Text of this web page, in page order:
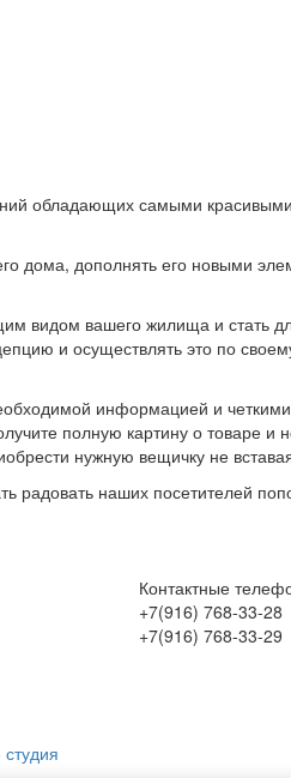
обладающих самыми
дома, дополнять его новыми
видом вашего жилища и
и осуществлять это по
информацией и
полную картину о товаре
нужную вещичку не
радовать наших посетителей
студия
Контактные
+7(916) 768-33-28
+7(916) 768-33-29